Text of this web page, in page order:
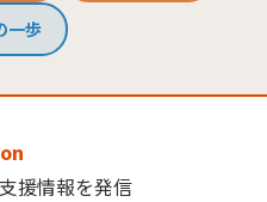
一歩
援情報を発信